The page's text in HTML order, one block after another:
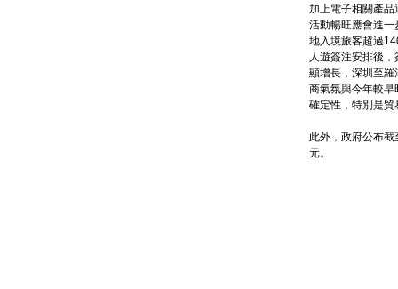
加上電子相關產
活動暢旺應會進
地入境旅客超過
人遊簽注安排後
顯增長，深圳至
商氣氛與今年較
確定性，特別是
此外，政府公布
元。